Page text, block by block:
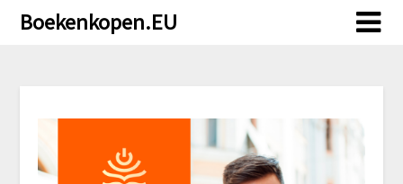
Doorgaan
naarBoekenkopen.EU